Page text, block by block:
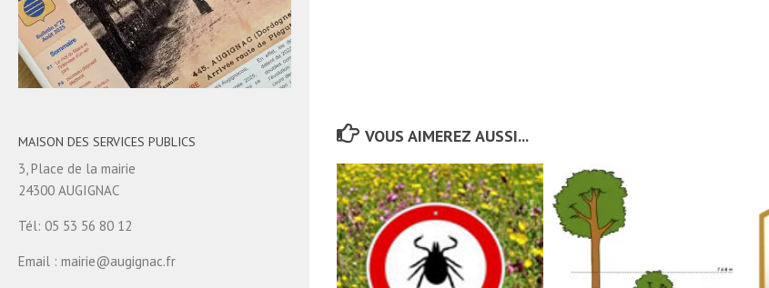
VOUS AIMEREZ AUSSI...
MAISON DES SERVICES PUBLICS
3, Place de la mairie
24300 AUGIGNAC
Tél: 05 53 56 80 12
Email : mairie@augignac.fr